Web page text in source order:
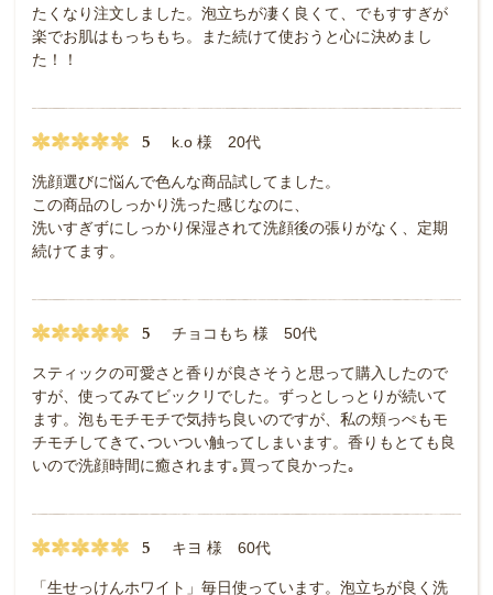
たくなり注文しました。泡立ちが凄く良くて、でもすすぎが
楽でお肌はもっちもち。また続けて使おうと心に決めまし
た！！
5 k.o 様 20代
洗顔選びに悩んで色んな商品試してました。
この商品のしっかり洗った感じなのに、
洗いすぎずにしっかり保湿されて洗顔後の張りがなく、定期
続けてます。
5 チョコもち 様 50代
スティックの可愛さと香りが良さそうと思って購入したので
すが、使ってみてビックリでした。ずっとしっとりが続いて
ます。泡もモチモチで気持ち良いのですが、私の頬っぺもモ
チモチしてきて､ついつい触ってしまいます。香りもとても良
いので洗顔時間に癒されます｡買って良かった｡
5 キヨ 様 60代
「生せっけんホワイト」毎日使っています。泡立ちが良く洗